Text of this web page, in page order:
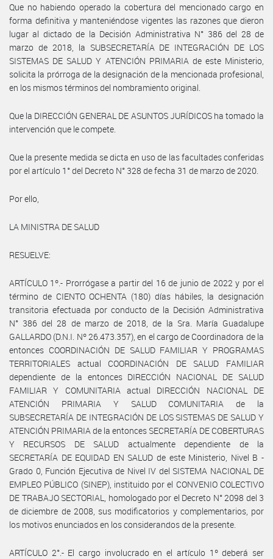
Que no habiendo operado la cobertura del mencionado cargo en
forma definitiva y manteniéndose vigentes las razones que dieron
lugar al dictado de la Decisión Administrativa N° 386 del 28 de
marzo de 2018, la SUBSECRETARÍA DE INTEGRACIÓN DE LOS
SISTEMAS DE SALUD Y ATENCIÓN PRIMARIA de este Ministerio,
solicita la prórroga de la designación de la mencionada profesional,
en los mismos términos del nombramiento original.
Que la DIRECCIÓN GENERAL DE ASUNTOS JURÍDICOS ha tomado la
intervención que le compete.
Que la presente medida se dicta en uso de las facultades conferidas
por el artículo 1° del Decreto N° 328 de fecha 31 de marzo de 2020.
Por ello,
LA MINISTRA DE SALUD
RESUELVE:
ARTÍCULO 1º.- Prorrógase a partir del 16 de junio de 2022 y por el
término de CIENTO OCHENTA (180) días hábiles, la designación
transitoria efectuada por conducto de la Decisión Administrativa
N° 386 del 28 de marzo de 2018, de la Sra. María Guadalupe
GALLARDO (D.N.I. Nº 26.473.357), en el cargo de Coordinadora de la
entonces COORDINACIÓN DE SALUD FAMILIAR Y PROGRAMAS
TERRITORIALES actual COORDINACIÓN DE SALUD FAMILIAR
dependiente de la entonces DIRECCIÓN NACIONAL DE SALUD
FAMILIAR Y COMUNITARIA actual DIRECCIÓN NACIONAL DE
ATENCIÓN PRIMARIA Y SALUD COMUNITARIA de la
SUBSECRETARÍA DE INTEGRACIÓN DE LOS SISTEMAS DE SALUD Y
ATENCIÓN PRIMARIA de la entonces SECRETARÍA DE COBERTURAS
Y RECURSOS DE SALUD actualmente dependiente de la
SECRETARÍA DE EQUIDAD EN SALUD de este Ministerio, Nivel B -
Grado 0, Función Ejecutiva de Nivel IV del SISTEMA NACIONAL DE
EMPLEO PÚBLICO (SINEP), instituido por el CONVENIO COLECTIVO
DE TRABAJO SECTORIAL, homologado por el Decreto N° 2098 del 3
de diciembre de 2008, sus modificatorios y complementarios, por
los motivos enunciados en los considerandos de la presente.
ARTÍCULO 2°.- El cargo involucrado en el artículo 1º deberá ser